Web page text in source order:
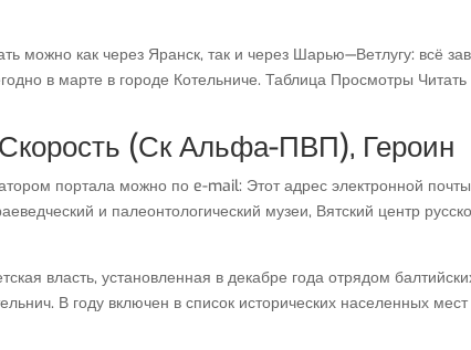
можно как через Яранск, так и через Шарью—Ветлугу: всё
в марте в городе Котельниче. Таблица Просмотры Читать
(Ск Альфа-ПВП), Героин
портала можно по e-mail: Этот адрес электронной почты
и палеонтологический музеи, Вятский центр
власть, установленная в декабре года отрядом
В году включен в список исторических населенных мест